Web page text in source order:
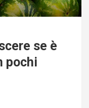
se è
pochi